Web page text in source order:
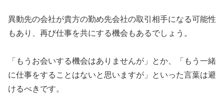
異動先の会社が貴方の勤め先会社の取引相手になる可能性
もあり、再び仕事を共にする機会もあるでしょう。
「もうお会いする機会はありませんが」とか、「もう一緒
に仕事をすることはないと思いますが」といった言葉は避
けるべきです。